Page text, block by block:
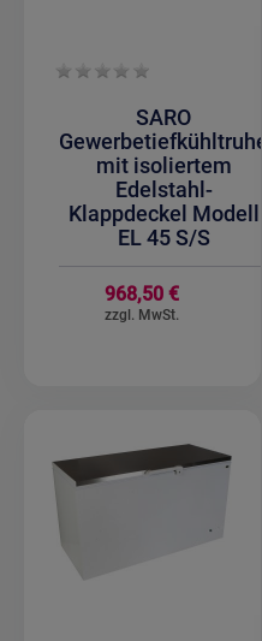
SARO
Gewerbetiefkühltruhe
mit isoliertem
Edelstahl-
Klappdeckel Modell
EL 45 S/S
968,50 €